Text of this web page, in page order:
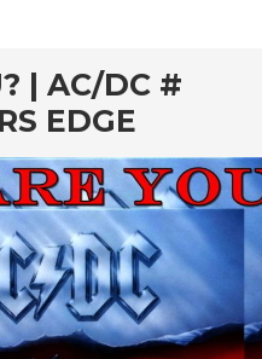
| AC/DC #
EDGE